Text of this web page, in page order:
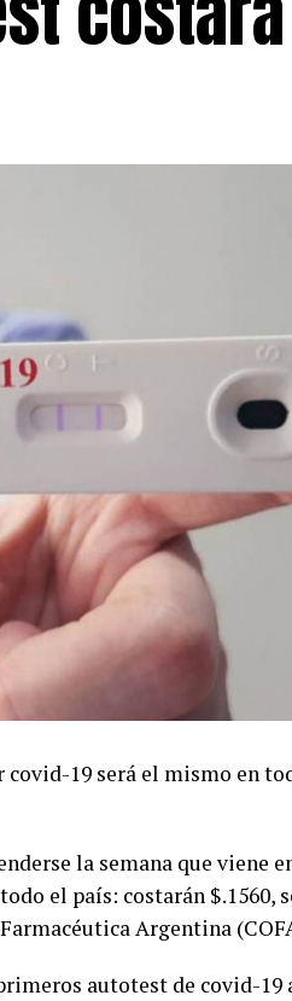
19 será el mismo en
la semana que viene
el país: costarán $.1560,
Argentina
autotest de covid-19